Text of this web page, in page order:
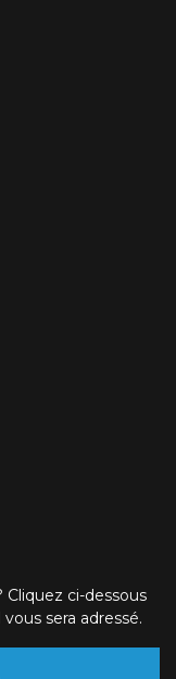
ci-dessous
sera adressé.